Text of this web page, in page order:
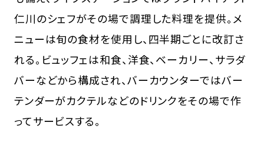
仁川のシェフがその場で調理した料理を提供。メ
ニューは旬の食材を使用し、四半期ごとに改訂さ
れる。ビュッフェは和食、洋食、ベーカリー、サラダ
バーなどから構成され、バーカウンターではバー
テンダーがカクテルなどのドリンクをその場で作
ってサービスする。